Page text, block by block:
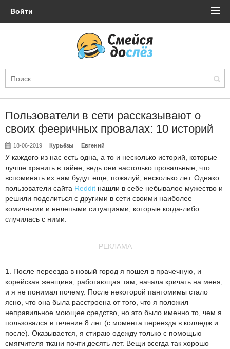
Войти
Пользователи в сети рассказывают о
своих фееричных провалах: 10 историй
18-06-2019 Курьёзы Евгений
У каждого из нас есть одна, а то и несколько историй, которые
лучше хранить в тайне, ведь они настолько провальные, что
вспоминать их нам будут еще, пожалуй, несколько лет. Однако
пользователи сайта Reddit нашли в себе небывалое мужество и
решили поделиться с другими в сети своими наиболее
комичными и нелепыми ситуациями, которые когда-либо
случилась с ними.
РЕКЛАМА
1. После переезда в новый город я пошел в прачечную, и
корейская женщина, работающая там, начала кричать на меня,
и я не понимал почему. После некоторой пантомимы стало
ясно, что она была расстроена от того, что я положил
неправильное моющее средство, но это было именно то, чем я
пользовался в течение 8 лет (с момента переезда в колледж и
после). Оказывается, я стираю одежду только с помощью
смягчителя ткани почти десять лет. Вещи всегда так хорошо